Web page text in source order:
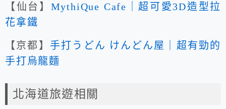
【仙台】 MythiQue Cafe｜超可愛3D造型拉
花拿鐵
【京都】 手打うどん けんどん屋｜超有勁的
手打烏龍麵
北海道旅遊相關